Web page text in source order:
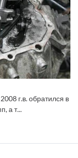
г.в. обратился в
а т...